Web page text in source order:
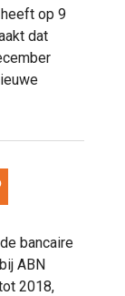
op 9
dat
bancaire
ABN
2018,